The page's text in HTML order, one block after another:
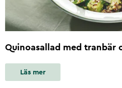
Quinoasallad med tranbär
Läs mer